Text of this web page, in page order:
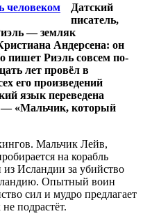
Датский
писатель,
— земляк
Андерсена: он
пишет Риэль совсем по-
лет провёл в
его произведений
язык переведена
— «Мальчик, который
Мальчик Лейв,
на корабль
из Исландии за убийство
Опытный воин
сил и мудро предлагает
подрастёт.